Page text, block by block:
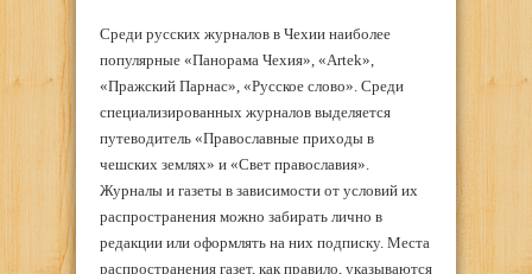
Среди русских журналов в Чехии наиболее
популярные «Панорама Чехия», «Artek»,
«Пражский Парнас», «Русское слово». Среди
специализированных журналов выделяется
путеводитель «Православные приходы в
чешских землях» и «Свет православия».
Журналы и газеты в зависимости от условий их
распространения можно забирать лично в
редакции или оформлять на них подписку. Места
распространения газет, как правило, указываются